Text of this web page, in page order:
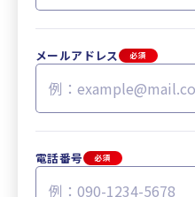
メールアドレス 必須
電話番号 必須